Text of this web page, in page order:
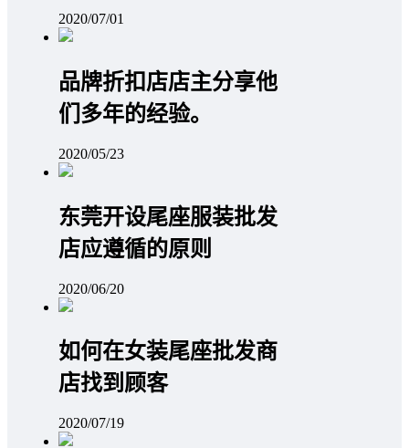
2020/07/01
品牌折扣店店主分享他
们多年的经验。
2020/05/23
东莞开设尾座服装批发
店应遵循的原则
2020/06/20
如何在女装尾座批发商
店找到顾客
2020/07/19